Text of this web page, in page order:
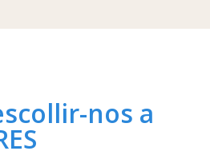
nos a